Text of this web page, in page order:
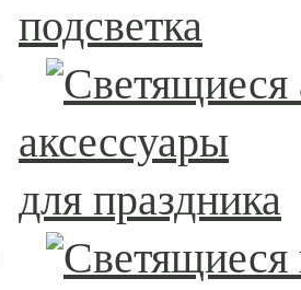
подсветка
аксессуары
для праздника